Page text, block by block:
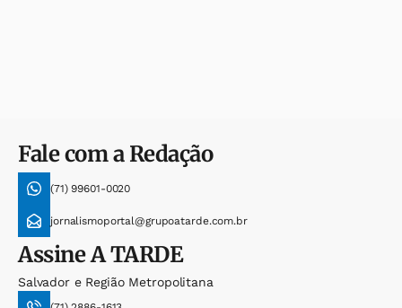
Fale com a Redação
(71) 99601-0020
jornalismoportal@grupoatarde.com.br
AssineA TARDE
Salvador e Região Metropolitana